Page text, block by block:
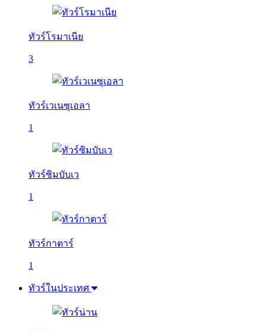
ทัวร์โรมาเนีย
3
ทัวร์เวเนซุเอลา
1
ทัวร์ซิมบับเว
1
ทัวร์กาตาร์
1
ทัวร์ในประเทศ